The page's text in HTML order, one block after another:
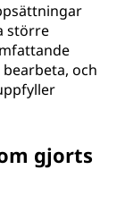
större
och
gjorts